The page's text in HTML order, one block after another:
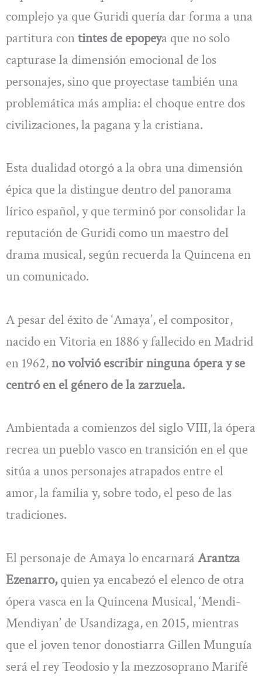
complejo ya que Guridi quería dar forma a una
partitura contintes de epopeya que no solo
capturase la dimensión emocional de los
personajes, sino que proyectase también una
problemática más amplia: el choque entre dos
civilizaciones, la pagana y la cristiana.
Esta dualidad otorgó a la obra una dimensión
épica que la distingue dentro del panorama
lírico español, y que terminó por consolidar la
reputación de Guridi como un maestro del
drama musical, según recuerda la Quincena en
un comunicado.
A pesar del éxito de ‘Amaya’, el compositor,
nacido en Vitoria en 1886 y fallecido en Madrid
en 1962,no volvió escribir ninguna ópera y se
centró en el género de la zarzuela.
Ambientada a comienzos del siglo VIII, la ópera
recrea un pueblo vasco en transición en el que
sitúa a unos personajes atrapados entre el
amor, la familia y, sobre todo, el peso de las
tradiciones.
El personaje de Amaya lo encarnará Arantza
Ezenarro,quien ya encabezó el elenco de otra
ópera vasca en la Quincena Musical, ‘Mendi-
Mendiyan’ de Usandizaga, en 2015, mientras
que el joven tenor donostiarra Gillen Munguía
será el rey Teodosio y la mezzosoprano Marifé